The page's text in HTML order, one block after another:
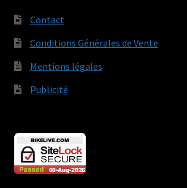
Contact
Conditions Générales de Vente
Mentions légales
Publicité